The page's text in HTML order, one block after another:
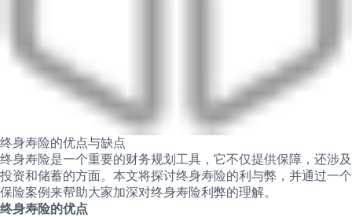
终身寿险的优点与缺点
终身寿险是一个重要的财务规划工具，它不仅提供保障，还涉及
投资和储蓄的方面。本文将探讨终身寿险的利与弊，并通过一个
保险案例来帮助大家加深对终身寿险利弊的理解。
终身寿险的优点